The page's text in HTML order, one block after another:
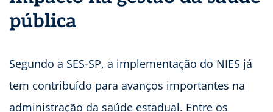
pública
Segundo a SES-SP, a implementação do NIES já
tem contribuído para avanços importantes na
administração da saúde estadual. Entre os